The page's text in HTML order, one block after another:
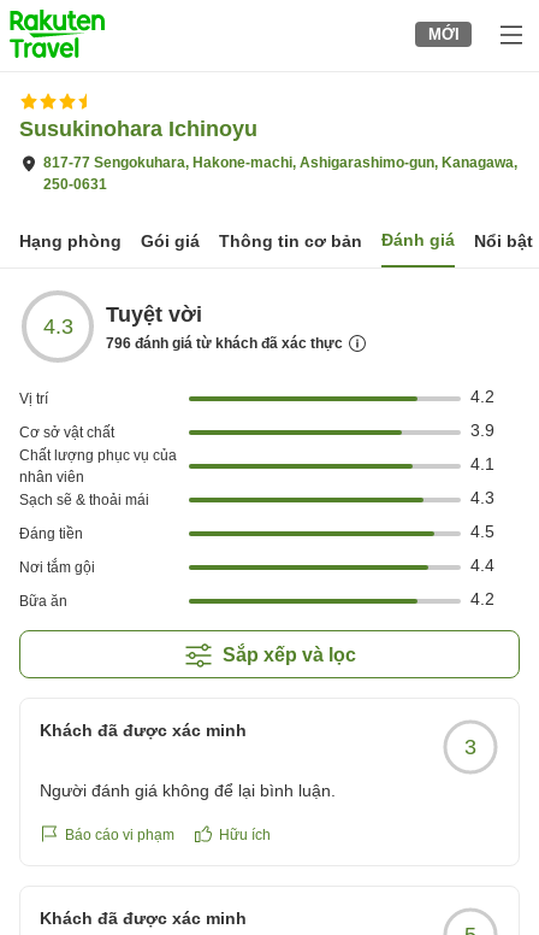
to
top
page
MỚI
Susukinohara Ichinoyu
817-77 Sengokuhara, Hakone-machi, Ashigarashimo-gun, Kanagawa,
250-0631
Hạng phòng Gói giá Thông tin cơ bản Đánh giá Nổi bật
4.3 Tuyệt vời
796 đánh giá từ khách đã xác thực
Vị trí 4.2
Cơ sở vật chất 3.9
Chất lượng phục vụ của
nhân viên
4.1
Sạch sẽ & thoải mái 4.3
Đáng tiền 4.5
Nơi tắm gội 4.4
Bữa ăn 4.2
Sắp xếp và lọc
Khách đã được xác minh
3
Người đánh giá không để lại bình luận.
Báo cáo vi phạm Hữu ích
Khách đã được xác minh